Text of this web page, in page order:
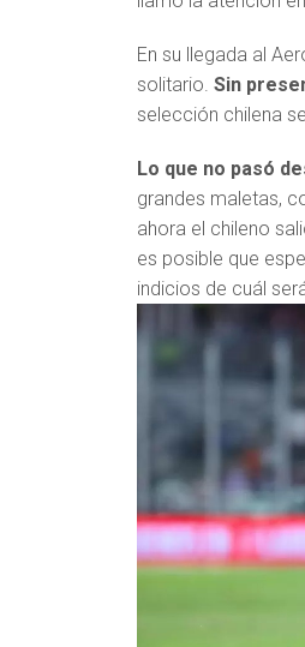
En su llegada al
solitario.Sin
selección chilena
Lo que no pasó
grandes maletas,
ahora el chileno
es posible que
indicios de cuál